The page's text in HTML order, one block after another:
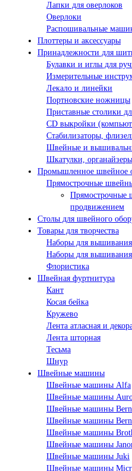
Лапки для оверлоков
Оверлоки
Распошивальные
Плоттеры и аксессуары
Принадлежности для
Булавки и иглы для
Измерительные
Лекало и линейки
Портновские ножницы
Приставные столики
СD выкройки
Стабилизаторы,
Швейные и
Шкатулки,
Промышленное швейное
Прямострочные
Прямострочные
продвижением
Столы для швейного
Товары для творчества
Наборы для
Наборы для вышивания
Флористика
Швейная фуртнитура
Кант
Косая бейка
Кружево
Лента aтласная и
Лента шторная
Тесьма
Шнур
Швейные машины
Швейные машины Alfa
Швейные машины
Швейные машины
Швейные машины
Швейные машины
Швейные машины
Швейные машины Juki
Швейные машины